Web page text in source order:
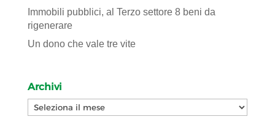
Immobili pubblici, al Terzo settore 8 beni da
rigenerare
Un dono che vale tre vite
Archivi
Archivi